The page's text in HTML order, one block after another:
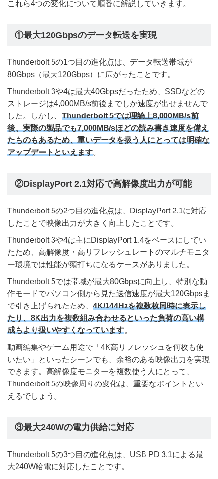
これら4つの変化について順番に解説していきます。
①最大120Gbpsのデータ転送を実現
Thunderbolt 5の1つ目の進化点は、データ転送帯域が
80Gbps（最大120Gbps）に広がったことです。
Thunderbolt 3や4は最大40Gbpsだったため、SSDなどの
ストレージは4,000MB/s前後までしか速度が出せませんで
した。しかし、 Thunderbolt 5では理論上8,000MB/s前
後、実際の製品でも7,000MB/sほどの読み書き速度を備え
たものもあるため、重いデータを扱う人にとっては明確な
アップデートといえます。
②DisplayPort 2.1対応で高解像度出力が可能
Thunderbolt 5の2つ目の進化点は、DisplayPort 2.1に対応
したことで映像出力が大きく向上したことです。
Thunderbolt 3や4は主にDisplayPort 1.4をベースにしてい
たため、高解像度・高リフレッシュレートのマルチモニタ
ー環境では性能が頭打ちになるケースがありました。
Thunderbolt 5では帯域が最大80Gbpsに向上し、特別な動
作モードでパソコン側から見た送信速度が最大120Gbpsま
で引き上げられたため、 4K/144Hzを複数枚同時に表示し
たり、8K出力を複数組み合わせるといった負荷の高い構
成もより扱いやすくなっています。
動画編集やゲーム用途で「4K高リフレッシュを何枚も使
いたい」といったシーンでも、余裕のある映像出力を実現
できます。高解像度モニターを複数使う人にとって、
Thunderbolt 5の映像周りの変化は、重要なポイントとい
えるでしょう。
③最大240Wの電力供給に対応
Thunderbolt 5の3つ目の進化点は、USB PD 3.1による最
大240W給電に対応したことです。